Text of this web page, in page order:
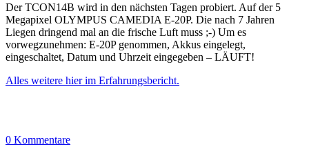
Der TCON14B wird in den nächsten Tagen probiert. Auf der 5
Megapixel OLYMPUS CAMEDIA E-20P. Die nach 7 Jahren
Liegen dringend mal an die frische Luft muss ;-) Um es
vorwegzunehmen: E-20P genommen, Akkus eingelegt,
eingeschaltet, Datum und Uhrzeit eingegeben – LÄUFT!
Alles weitere hier im Erfahrungsbericht.
0 Kommentare